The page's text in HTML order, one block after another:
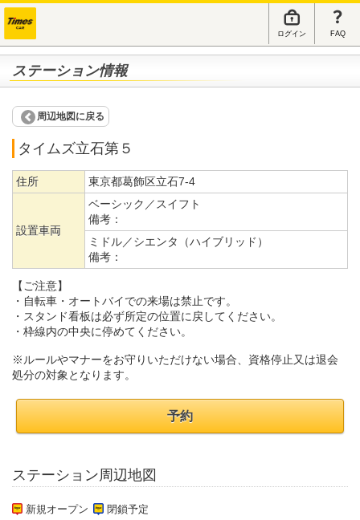
ログイン FAQ
ステーション情報
周辺地図に戻る
タイムズ立石第５
住所 東京都葛飾区立石7-4
設置車両
ベーシック／スイフト
備考：
ミドル／シエンタ（ハイブリッド）
備考：
【ご注意】
・自転車・オートバイでの来場は禁止です。
・スタンド看板は必ず所定の位置に戻してください。
・枠線内の中央に停めてください。
※ルールやマナーをお守りいただけない場合、資格停止又は退会
処分の対象となります。
予約
ステーション周辺地図
新規オープン 閉鎖予定